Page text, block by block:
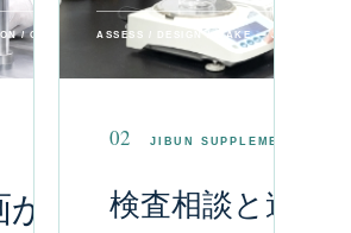
/ OEM・ODMASSESS / DESIGN / MAKE — JIBUN
02 JIBUN SUPPLEMENT
検査相談と連携